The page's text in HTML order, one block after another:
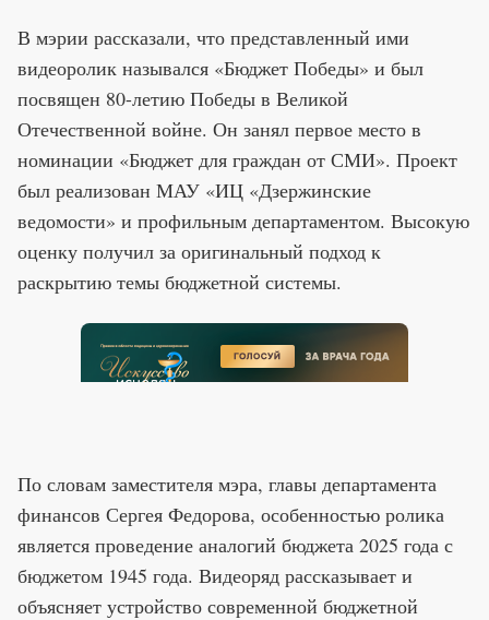
В мэрии рассказали, что представленный ими
видеоролик назывался «Бюджет Победы» и был
посвящен 80-летию Победы в Великой
Отечественной войне. Он занял первое место в
номинации «Бюджет для граждан от СМИ». Проект
был реализован МАУ «ИЦ «Дзержинские
ведомости» и профильным департаментом. Высокую
оценку получил за оригинальный подход к
раскрытию темы бюджетной системы.
По словам заместителя мэра, главы департамента
финансов Сергея Федорова, особенностью ролика
является проведение аналогий бюджета 2025 года с
бюджетом 1945 года. Видеоряд рассказывает и
объясняет устройство современной бюджетной